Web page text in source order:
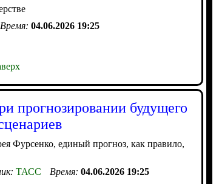
Время: 04.06.2026 19:25
прогнозировании будущего
Фурсенко, единый прогноз, как правило,
ТАСС Время: 04.06.2026 19:25